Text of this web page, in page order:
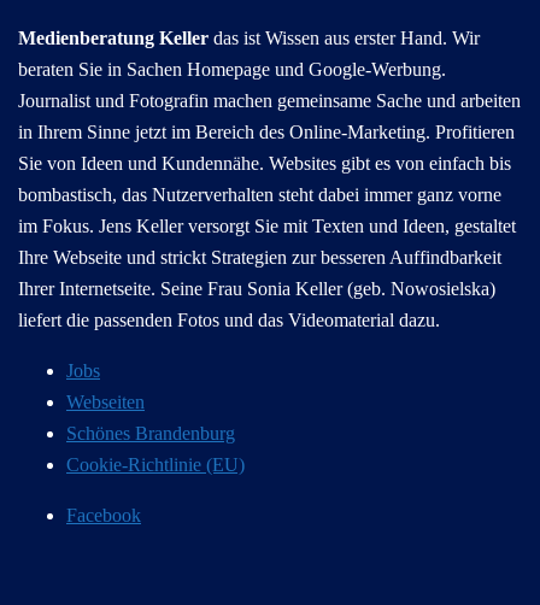
Medienberatung Keller das ist Wissen aus erster Hand. Wir
beraten Sie in Sachen Homepage und Google-Werbung.
Journalist und Fotografin machen gemeinsame Sache und arbeiten
in Ihrem Sinne jetzt im Bereich des Online-Marketing. Profitieren
Sie von Ideen und Kundennähe. Websites gibt es von einfach bis
bombastisch, das Nutzerverhalten steht dabei immer ganz vorne
im Fokus. Jens Keller versorgt Sie mit Texten und Ideen, gestaltet
Ihre Webseite und strickt Strategien zur besseren Auffindbarkeit
Ihrer Internetseite. Seine Frau Sonia Keller (geb. Nowosielska)
liefert die passenden Fotos und das Videomaterial dazu.
Jobs
Webseiten
Schönes Brandenburg
Cookie-Richtlinie (EU)
Facebook